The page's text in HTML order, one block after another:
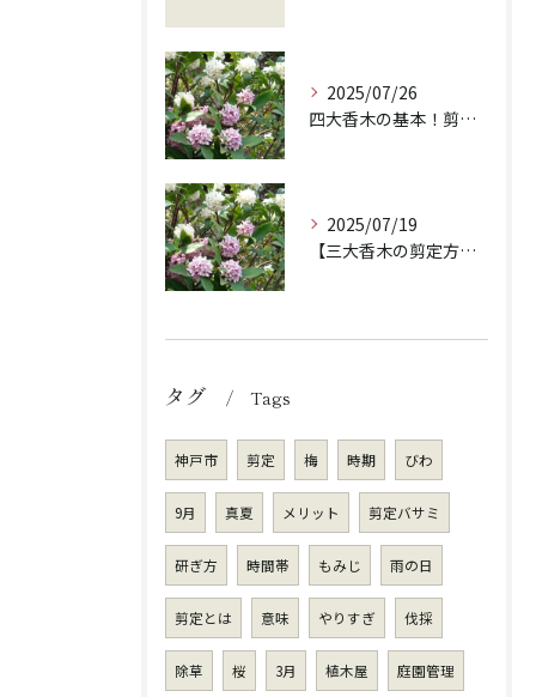
2025/07/26
四大香木の基本！剪定の重要性と違いを解説！
2025/07/19
【三大香木の剪定方法】香りを楽しむ庭木のお手入れ
タグ Tags
神戸市 剪定 梅 時期 びわ
9月 真夏 メリット 剪定バサミ
研ぎ方 時間帯 もみじ 雨の日
剪定とは 意味 やりすぎ 伐採
除草 桜 3月 植木屋 庭園管理